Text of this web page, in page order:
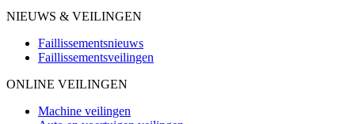
NIEUWS & VEILINGEN
Faillissementsnieuws
Faillissementsveilingen
ONLINE VEILINGEN
Machine veilingen